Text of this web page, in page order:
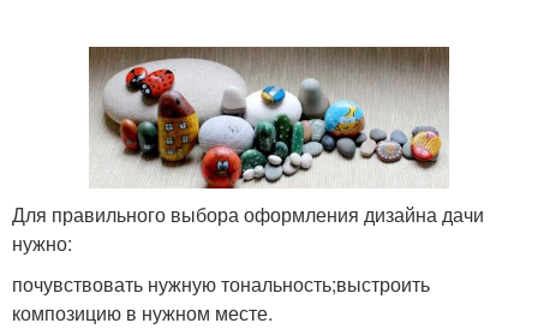
Для правильного выбора оформления дизайна дачи
нужно:
почувствовать нужную тональность;выстроить
композицию в нужном месте.